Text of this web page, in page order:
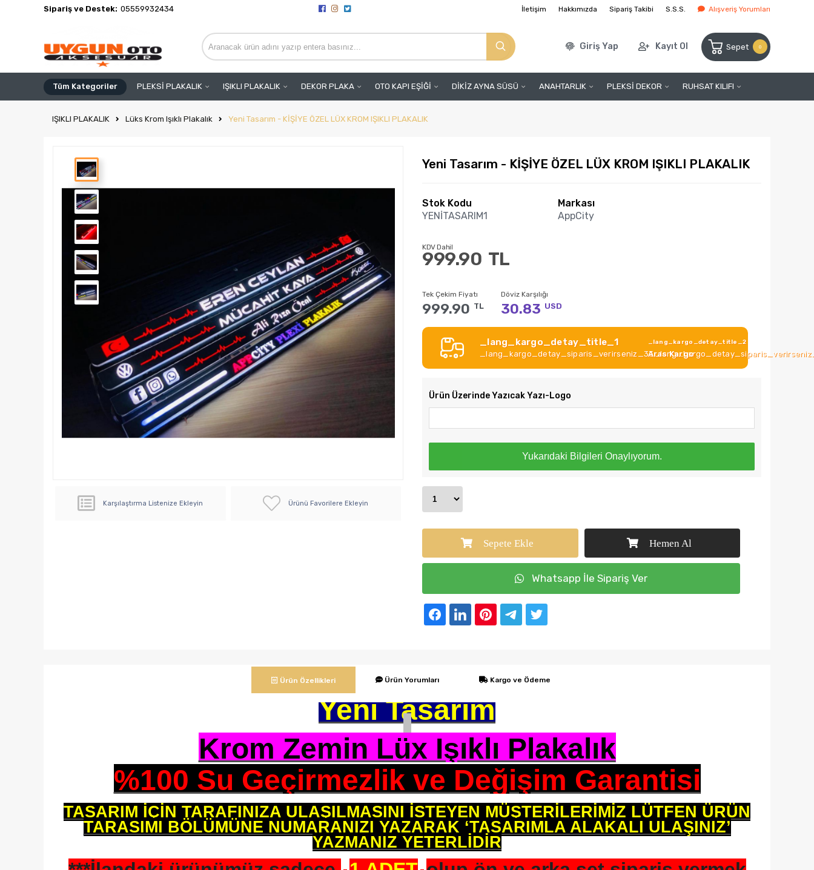
Sipariş ve Destek: 05559932434 İletişim Hakkımızda Sipariş Takibi S.S.S. Alışveriş Yorumları
Giriş Yap Kayıt Ol Sepet 0
Tüm Kategoriler PLEKSİ PLAKALIK IŞIKLI PLAKALIK DEKOR PLAKA OTO KAPI EŞİĞİ DİKİZ AYNA SÜSÜ ANAHTARLIK PLEKSİ DEKOR RUHSAT KILIFI
IŞIKLI PLAKALIK Lüks Krom Işıklı Plakalık Yeni Tasarım - KİŞİYE ÖZEL LÜX KROM IŞIKLI PLAKALIK
Karşılaştırma Listenize Ekleyin Ürünü Favorilere Ekleyin
Yeni Tasarım - KİŞİYE ÖZEL LÜX KROM IŞIKLI PLAKALIK
Stok Kodu
YENİTASARIM1
Markası
AppCity
999.90 TL
KDV Dahil
Tek Çekim Fiyatı
999.90 TL
Döviz Karşılığı
30.83 USD
_lang_kargo_detay_title_1 _lang_kargo_detay_title_2
Aras Kargo
Ürün Üzerinde Yazıcak Yazı-Logo
Yukarıdaki Bilgileri Onaylıyorum.
Sepete Ekle Hemen Al
Whatsapp İle Sipariş Ver
Ürün Özellikleri Ürün Yorumları Kargo ve Ödeme
Yeni Tasarım
Krom Zemin Lüx Işıklı Plakalık
%100 Su Geçirmezlik ve Değişim Garantisi
TASARIM İÇİN TARAFINIZA ULAŞILMASINI İSTEYEN MÜŞTERİLERİMİZ LÜTFEN ÜRÜN
TARASIMI BÖLÜMÜNE NUMARANIZI YAZARAK ‘TASARIMLA ALAKALI ULAŞINIZ’
YAZMANIZ YETERLİDİR